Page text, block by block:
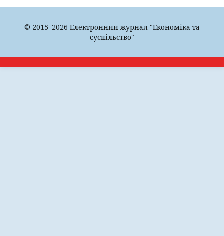
© 2015–2026 Електронний журнал "Економіка та
суспільство"